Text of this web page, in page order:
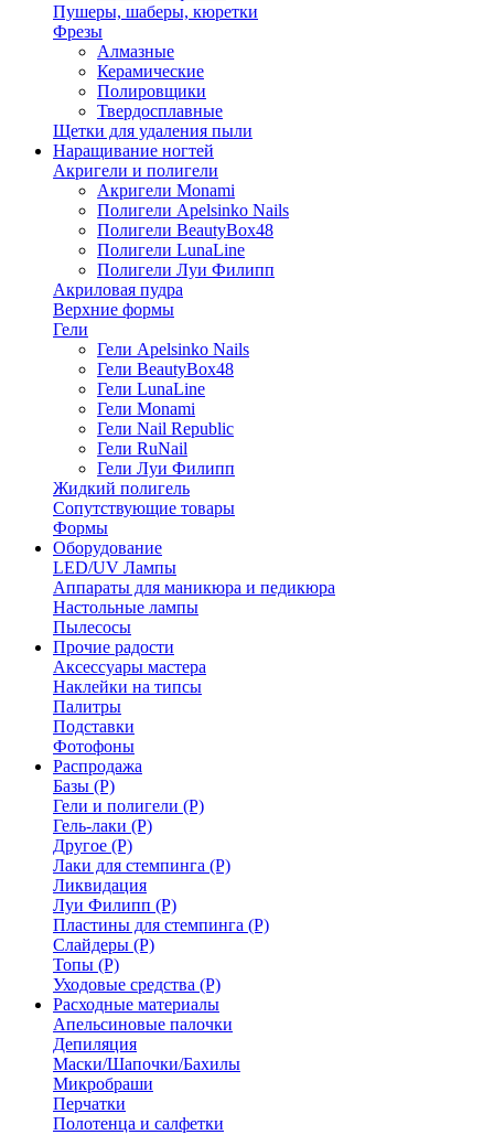
Пушеры, шаберы, кюретки
Фрезы
Алмазные
Керамические
Полировщики
Твердосплавные
Щетки для удаления пыли
Наращивание ногтей
Акригели и полигели
Акригели Monami
Полигели Apelsinko Nails
Полигели BeautyBox48
Полигели LunaLine
Полигели Луи Филипп
Акриловая пудра
Верхние формы
Гели
Гели Apelsinko Nails
Гели BeautyBox48
Гели LunaLine
Гели Monami
Гели Nail Republic
Гели RuNail
Гели Луи Филипп
Жидкий полигель
Сопутствующие товары
Формы
Оборудование
LED/UV Лампы
Аппараты для маникюра и педикюра
Настольные лампы
Пылесосы
Прочие радости
Аксессуары мастера
Наклейки на типсы
Палитры
Подставки
Фотофоны
Распродажа
Базы (Р)
Гели и полигели (Р)
Гель-лаки (Р)
Другое (Р)
Лаки для стемпинга (Р)
Ликвидация
Луи Филипп (Р)
Пластины для стемпинга (Р)
Слайдеры (Р)
Топы (Р)
Уходовые средства (Р)
Расходные материалы
Апельсиновые палочки
Депиляция
Маски/Шапочки/Бахилы
Микробраши
Перчатки
Полотенца и салфетки